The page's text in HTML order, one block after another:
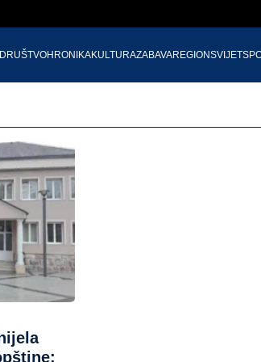
HRONIKAKULTURAZABAVAREGIONSVIJET